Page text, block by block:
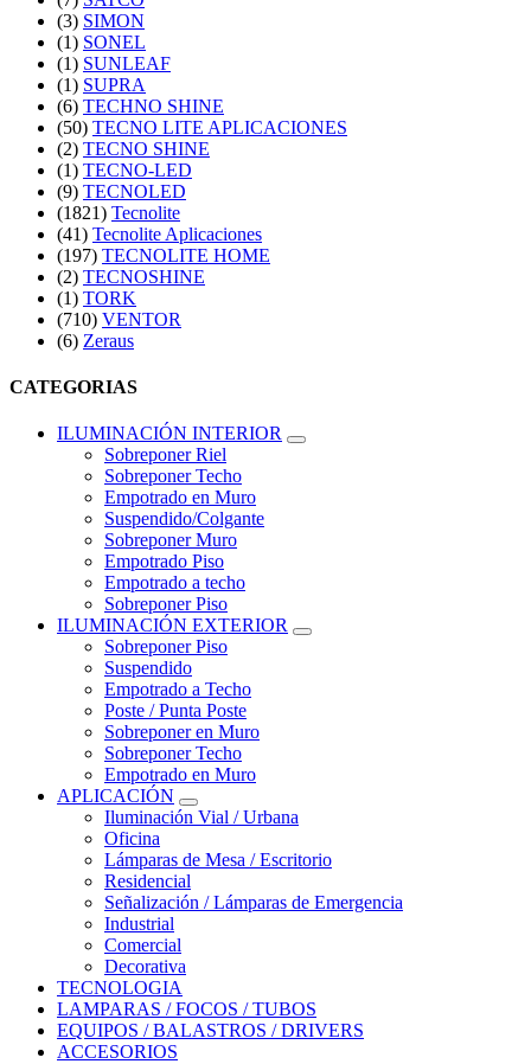
(3) SIMON
(1) SONEL
(1) SUNLEAF
(1) SUPRA
(6) TECHNO SHINE
(50) TECNO LITE APLICACIONES
(2) TECNO SHINE
(1) TECNO-LED
(9) TECNOLED
(1821) Tecnolite
(41) Tecnolite Aplicaciones
(197) TECNOLITE HOME
(2) TECNOSHINE
(1) TORK
(710) VENTOR
(6) Zeraus
CATEGORIAS
ILUMINACIÓN INTERIOR
Sobreponer Riel
Sobreponer Techo
Empotrado en Muro
Suspendido/Colgante
Sobreponer Muro
Empotrado Piso
Empotrado a techo
Sobreponer Piso
ILUMINACIÓN EXTERIOR
Sobreponer Piso
Suspendido
Empotrado a Techo
Poste / Punta Poste
Sobreponer en Muro
Sobreponer Techo
Empotrado en Muro
APLICACIÓN
Iluminación Vial / Urbana
Oficina
Lámparas de Mesa / Escritorio
Residencial
Señalización / Lámparas de Emergencia
Industrial
Comercial
Decorativa
TECNOLOGIA
LAMPARAS / FOCOS / TUBOS
EQUIPOS / BALASTROS / DRIVERS
ACCESORIOS